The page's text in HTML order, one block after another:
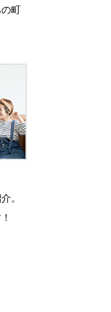
町
。